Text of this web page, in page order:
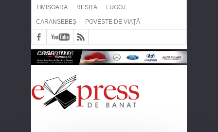
TIMIȘOARA REȘIȚA LUGOJ
CARANSEBEȘ POVESTE DE VIAȚĂ